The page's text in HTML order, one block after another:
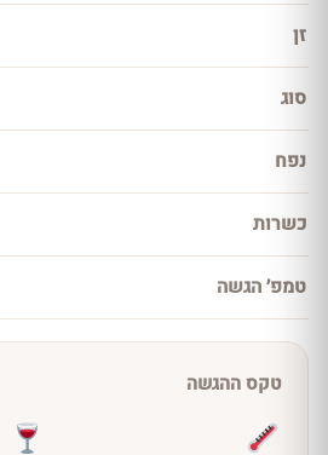
זן
סוג
נפח
כשרות
טמפ׳ הגשה
טקס ההגשה